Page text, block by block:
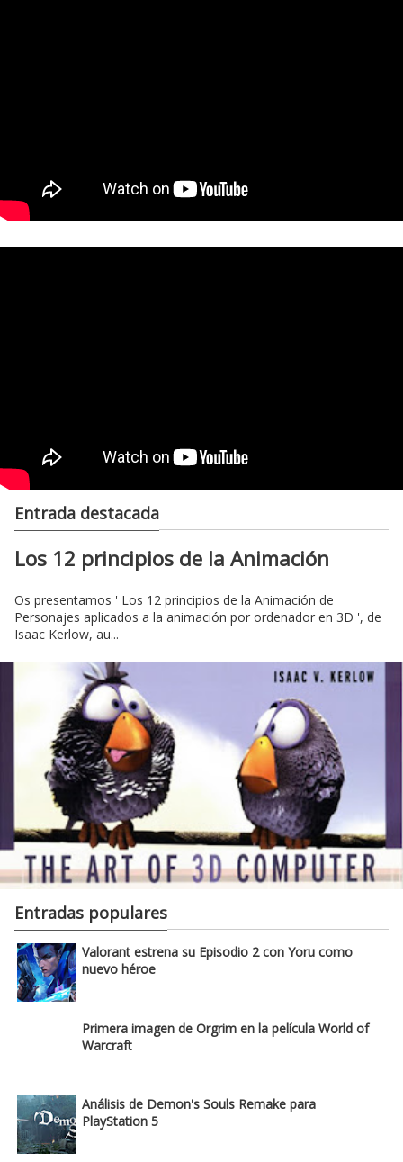
Entrada destacada
Los 12 principios de la Animación
Os presentamos ' Los 12 principios de la Animación de
Personajes aplicados a la animación por ordenador en 3D ', de
Isaac Kerlow, au...
Entradas populares
Valorant estrena su Episodio 2 con Yoru como
nuevo héroe
Primera imagen de Orgrim en la película World of
Warcraft
Análisis de Demon's Souls Remake para
PlayStation 5